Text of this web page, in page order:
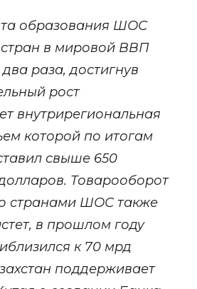
образования ШОС
в мировой ВВП
раза, достигнув
рост
внутрирегиональная
которой по итогам
свыше 650
Товарооборот
странами ШОС также
в прошлом году
к 70 мрд
поддерживает